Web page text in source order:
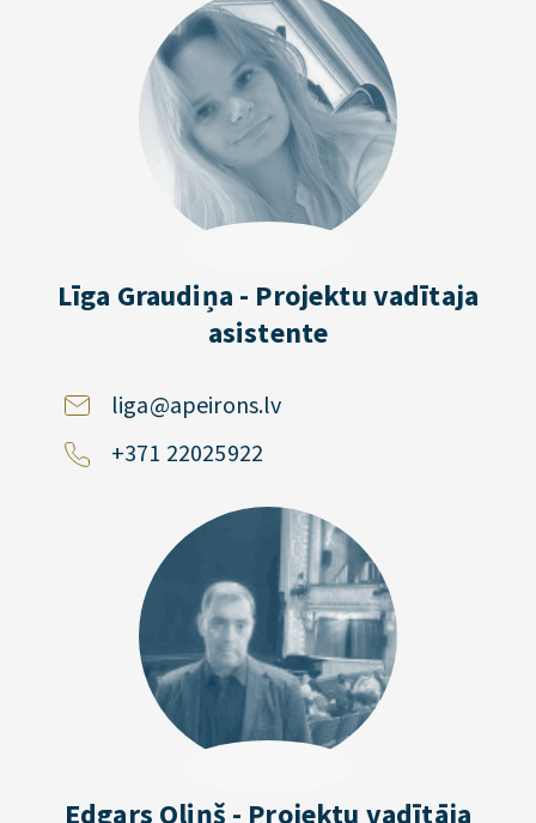
Līga Graudiņa - Projektu vadītaja
asistente
liga@apeirons.lv
+371 22025922
Edgars Oliņš - Projektu vadītāja